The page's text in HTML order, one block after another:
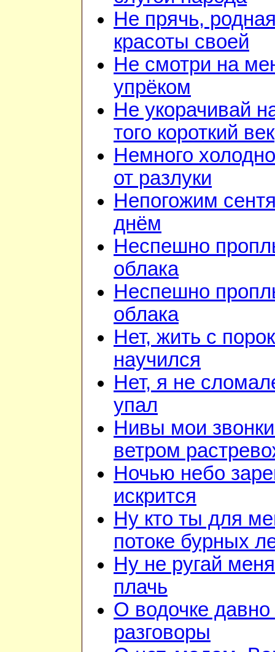
Не прячь,
красоты своей
Не смотри на
упрёком
Не укорачивай
того короткий век
Немного
от разлуки
Непогожим
днём
Неспешно
облака
Неспешно
облака
Нет, жить с
научился
Нет, я не
упал
Нивы мои
ветром
Ночью небо
искрится
Ну кто ты для
потоке бурных
Ну не ругай
плачь
О водочке давно
разговоры